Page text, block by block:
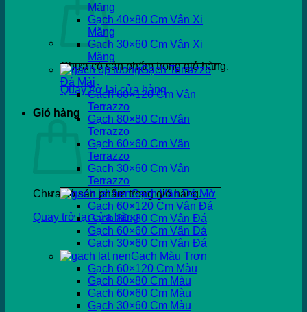
Chưa có sản phẩm trong giỏ hàng.
Quay trở lại cửa hàng
Giỏ hàng
Chưa có sản phẩm trong giỏ hàng.
Quay trở lại cửa hàng
Măng
Gạch 40×80 Cm Vân Xi
Măng
Gạch 30×60 Cm Vân Xi
Măng
Gạch Terrazzo
Đá Mài
Gạch 60×120 Cm Vân
Terrazzo
Gạch 80×80 Cm Vân
Terrazzo
Gạch 60×60 Cm Vân
Terrazzo
Gạch 30×60 Cm Vân
Terrazzo
Gạch Vân Đá Mờ
Gạch 60×120 Cm Vân Đá
Gạch 80×80 Cm Vân Đá
Gạch 60×60 Cm Vân Đá
Gạch 30×60 Cm Vân Đá
Gạch Màu Trơn
Gạch 60×120 Cm Màu
Gạch 80×80 Cm Màu
Gạch 60×60 Cm Màu
Gạch 30×60 Cm Màu